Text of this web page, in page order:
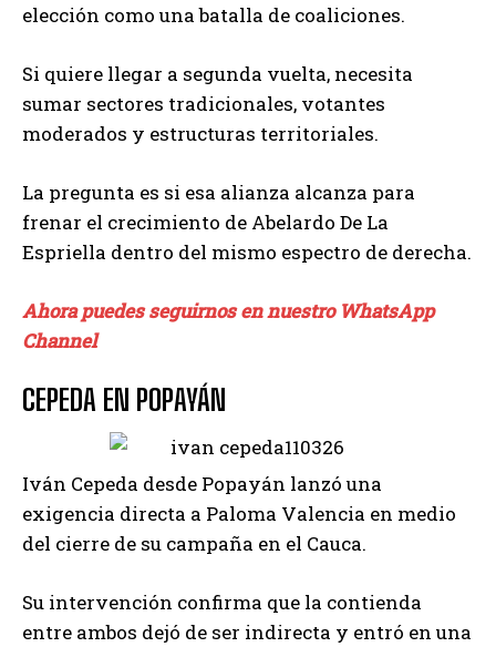
elección como una batalla de coaliciones.
Si quiere llegar a segunda vuelta, necesita
sumar sectores tradicionales, votantes
moderados y estructuras territoriales.
La pregunta es si esa alianza alcanza para
frenar el crecimiento de Abelardo De La
Espriella dentro del mismo espectro de derecha.
Ahora puedes seguirnos en nuestro WhatsApp
Channel
CEPEDA EN POPAYÁN
Iván Cepeda desde Popayán lanzó una
exigencia directa a Paloma Valencia en medio
del cierre de su campaña en el Cauca.
Su intervención confirma que la contienda
entre ambos dejó de ser indirecta y entró en una